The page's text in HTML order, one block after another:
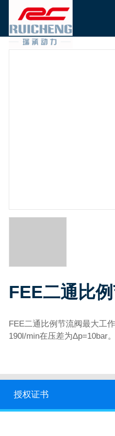
FEE二通比
FEE二通比例节流阀最大工
190l/min在压差为Δp=10bar。
授权证书